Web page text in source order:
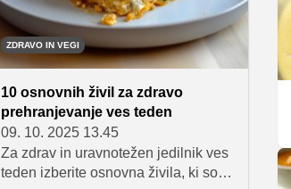
ZDRAVO IN VEGI
10 osnovnih živil za zdravo
prehranjevanje ves teden
09. 10. 2025 13.45
Za zdrav in uravnotežen jedilnik ves
teden izberite osnovna živila, ki so